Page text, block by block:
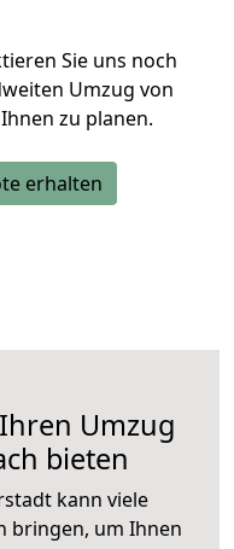
Sie uns noch
Umzug von
zu planen.
erhalten
Umzug
bieten
kann viele
bringen, um Ihnen